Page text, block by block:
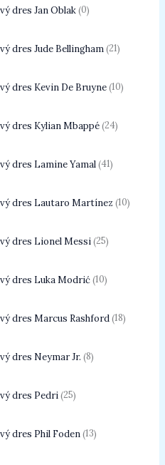
dres Jan Oblak 0
dres Jude Bellingham 21
dres Kevin De Bruyne 10
dres Kylian Mbappé 24
dres Lamine Yamal 41
dres Lautaro Martínez 10
dres Lionel Messi 25
dres Luka Modrić 10
dres Marcus Rashford 18
dres Neymar Jr. 8
dres Pedri 25
dres Phil Foden 13